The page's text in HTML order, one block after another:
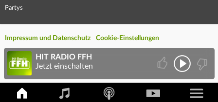
Partys
Impressum und Datenschutz Cookie-Einstellungen
HIT RADIO FFH
Jetzt einschalten